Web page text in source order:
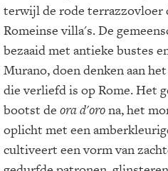
terwijl de rode terrazzovloer
Romeinse villa's. De
bezaaid met antieke bustes
Murano, doen denken aan
die verliefd is op Rome. Het
bootst de ora d'orona, het
oplicht met een
cultiveert een vorm van